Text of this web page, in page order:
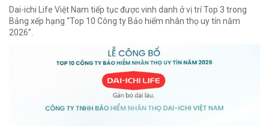
Dai-ichi Life Việt Nam tiếp tục được vinh danh ở vị trí Top 3 trong
Bảng xếp hạng “Top 10 Công ty Bảo hiểm nhân thọ uy tín năm
2026”.